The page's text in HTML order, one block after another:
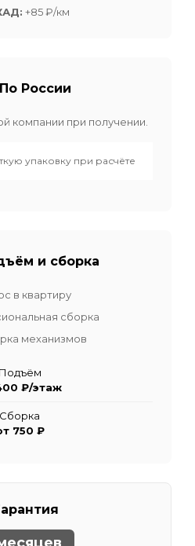
+85 ₽/км
По России
компании при получении.
упаковку при расчёте
и сборка
в квартиру
сборка
механизмов
Подъём
₽/этаж
Сборка
750 ₽